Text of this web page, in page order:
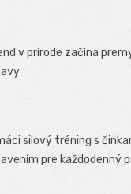
v prírode začína
silový tréning s
pre každodenný